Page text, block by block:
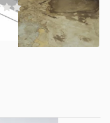
(0件)
渋谷区神宮前６丁目２７